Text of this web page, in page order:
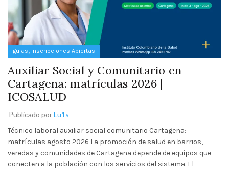
guias, Inscripciones Abiertas
Auxiliar Social y Comunitario en
Cartagena: matrículas 2026 |
ICOSALUD
Publicado porLu1s
Técnico laboral auxiliar social comunitario Cartagena:
matrículas agosto 2026 La promoción de salud en barrios,
veredas y comunidades de Cartagena depende de equipos que
conecten a la población con los servicios del sistema. El